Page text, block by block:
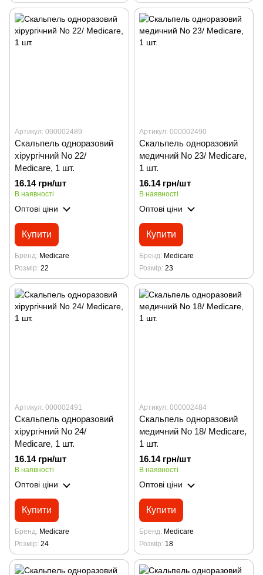
Артикул: 000002489
Скальпель одноразовий
хірургічний No 22/
Medicare, 1 шт.
16.14 грн/шт
В наявності
Оптові ціни
Купити
Бренд Medicare
Розмір 22
Артикул: 000002490
Скальпель одноразовий
медичний No 23/ Medicare,
1 шт.
16.14 грн/шт
В наявності
Оптові ціни
Купити
Бренд Medicare
Розмір 23
Артикул: 000002491
Скальпель одноразовий
хірургічний No 24/
Medicare, 1 шт.
16.14 грн/шт
В наявності
Оптові ціни
Купити
Бренд Medicare
Розмір 24
Артикул: 000002484
Скальпель одноразовий
медичний No 18/ Medicare,
1 шт.
16.14 грн/шт
В наявності
Оптові ціни
Купити
Бренд Medicare
Розмір 18